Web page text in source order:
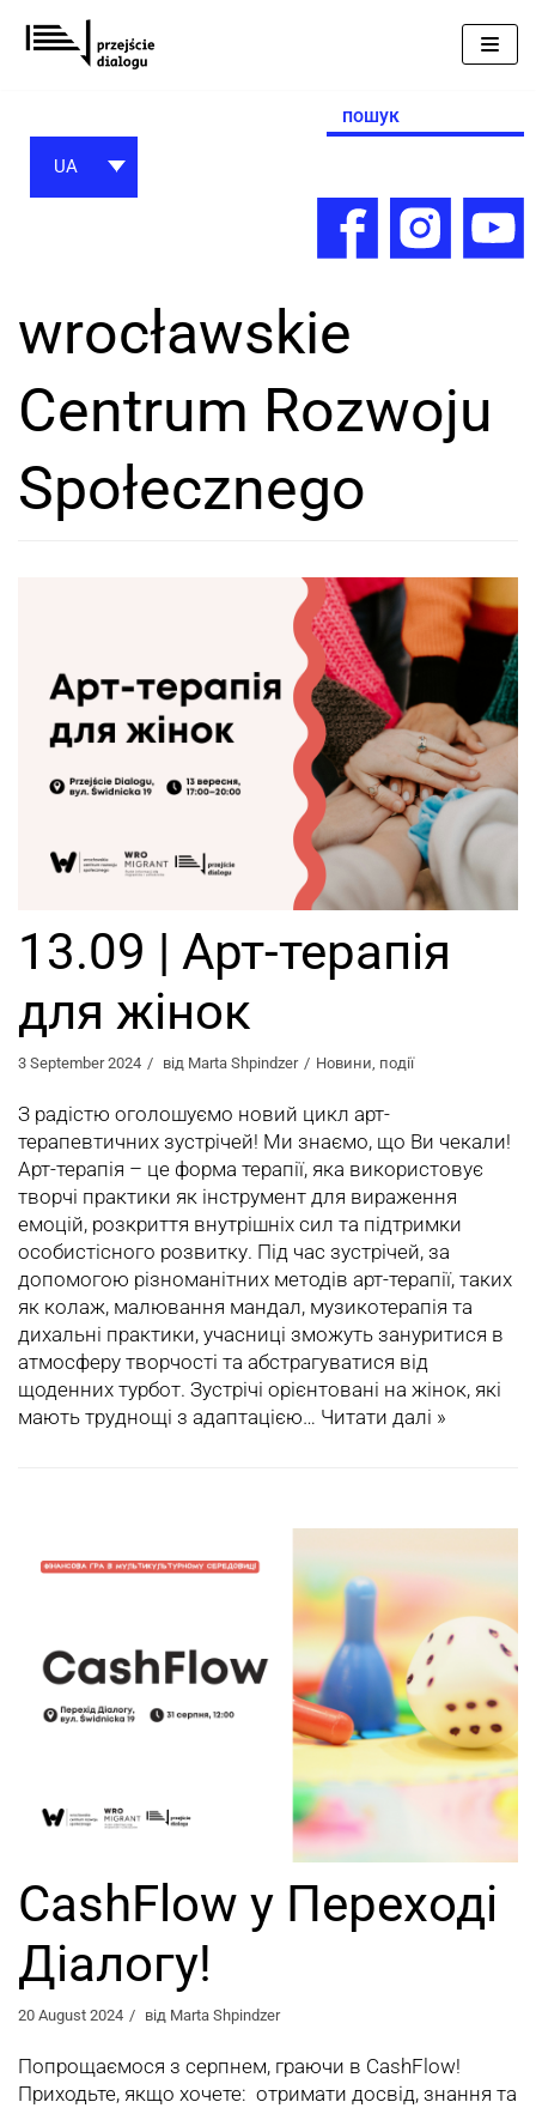
Перейти
до
Search
for:
UA
wrocławskie
Centrum Rozwoju
Społecznego
13.09 | Арт-терапія
для жінок
3 September 2024 від Marta Shpindzer Новини, події
З радістю оголошуємо новий цикл арт-
терапевтичних зустрічей! Ми знаємо, що Ви чекали!
Арт-терапія – це форма терапії, яка використовує
творчі практики як інструмент для вираження
емоцій, розкриття внутрішніх сил та підтримки
особистісного розвитку. Під час зустрічей, за
допомогою різноманітних методів арт-терапії, таких
як колаж, малювання мандал, музикотерапія та
дихальні практики, учасниці зможуть зануритися в
атмосферу творчості та абстрагуватися від
щоденних турбот. Зустрічі орієнтовані на жінок, які
мають труднощі з адаптацією… Читати далі »
CashFlow у Переході
Діалогу!
20 August 2024 від Marta Shpindzer
Попрощаємося з серпнем, граючи в CashFlow!
Приходьте, якщо хочете: отримати досвід, знання та